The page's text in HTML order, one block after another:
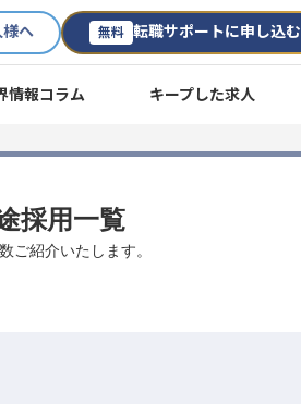
へ 無料 転職サポートに申し込む
情報コラム キープした求人
採用一覧
ご紹介いたします。